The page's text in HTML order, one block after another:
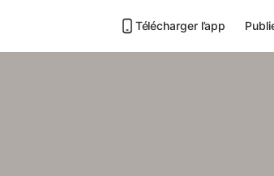
Télécharger l’app